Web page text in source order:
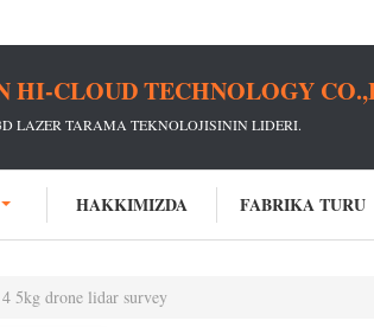
HI-CLOUD TECHNOLOGY
LAZER TARAMA TEKNOLOJISININ LIDERI.
HAKKIMIZDA FABRIKA TURU
4 5kg drone lidar survey